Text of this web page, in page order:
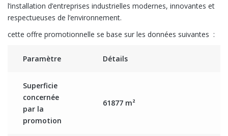
l’installation d’entreprises industrielles modernes, innovantes et
respectueuses de l’environnement.
cette offre promotionnelle se base sur les données suivantes :
Paramètre Détails
Superficie
concernée
par la
promotion
61877 m²